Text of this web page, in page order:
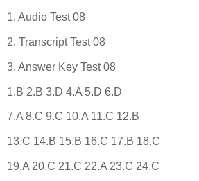
1. Audio Test 08
2. Transcript Test 08
3. Answer Key Test 08
1.B 2.B 3.D 4.A 5.D 6.D
7.A 8.C 9.C 10.A 11.C 12.B
13.C 14.B 15.B 16.C 17.B 18.C
19.A 20.C 21.C 22.A 23.C 24.C